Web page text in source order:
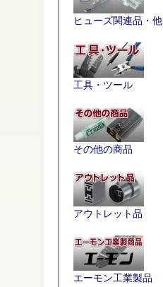
ヒューズ関連品・他
工具・ツール
その他の商品
アウトレット品
エーモン工業製品